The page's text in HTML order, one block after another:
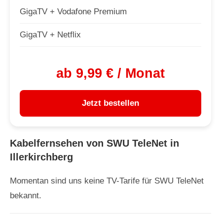
GigaTV + Vodafone Premium
GigaTV + Netflix
ab 9,99 € / Monat
Jetzt bestellen
Kabelfernsehen von SWU TeleNet in
Illerkirchberg
Momentan sind uns keine TV-Tarife für SWU TeleNet
bekannt.